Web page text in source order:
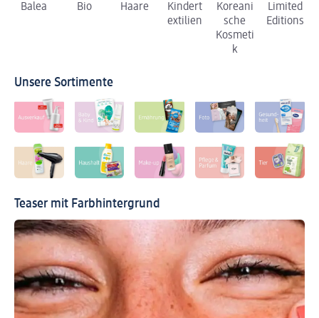
Balea Bio Haare
Kindert
extilien
Koreani
sche
Kosmeti
k
Limited
Editions
Unsere Sortimente
Teaser mit Farbhintergrund